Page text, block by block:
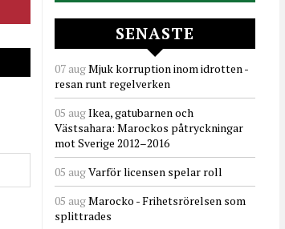
SENASTE
07 augMjuk korruption inom idrotten -
resan runt regelverken
05 augIkea, gatubarnen och
Västsahara: Marockos påtryckningar
mot Sverige 2012–2016
05 augVarför licensen spelar roll
05 augMarocko - Frihetsrörelsen som
splittrades